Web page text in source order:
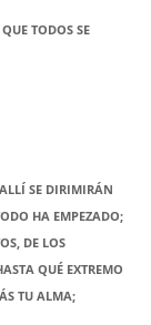
TODOS SE
SE DIRIMIRÁN
HA EMPEZADO;
DE LOS
QUÉ EXTREMO
TU ALMA;